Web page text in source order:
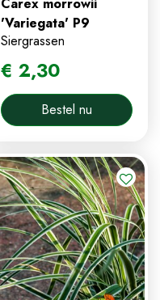
'Variegata' P9
Siergrassen
€ 2,30
Bestel nu